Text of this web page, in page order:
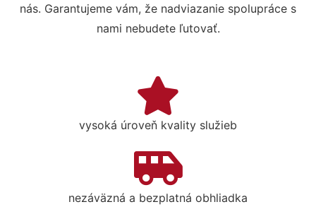
nás. Garantujeme vám, že nadviazanie spolupráce s
nami nebudete ľutovať.
vysoká úroveň kvality služieb
nezáväzná a bezplatná obhliadka